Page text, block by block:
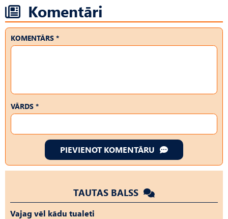
Komentāri
KOMENTĀRS *
VĀRDS *
PIEVIENOT KOMENTĀRU
TAUTAS BALSS
Vajag vēl kādu tualeti